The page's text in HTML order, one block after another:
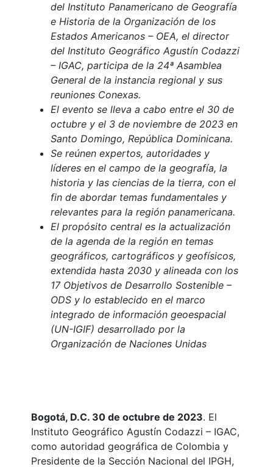
del Instituto Panamericano de Geografía
e Historia de la Organización de los
Estados Americanos – OEA, el director
del Instituto Geográfico Agustín Codazzi
– IGAC, participa de la 24ª Asamblea
General de la instancia regional y sus
reuniones Conexas.
El evento se lleva a cabo entre el 30 de
octubre y el 3 de noviembre de 2023 en
Santo Domingo, República Dominicana.
Se reúnen expertos, autoridades y
líderes en el campo de la geografía, la
historia y las ciencias de la tierra, con el
fin de abordar temas fundamentales y
relevantes para la región panamericana.
El propósito central es la actualización
de la agenda de la región en temas
geográficos, cartográficos y geofísicos,
extendida hasta 2030 y alineada con los
17 Objetivos de Desarrollo Sostenible –
ODS y lo establecido en el marco
integrado de información geoespacial
(UN-IGIF) desarrollado por la
Organización de Naciones Unidas
Bogotá, D.C. 30 de octubre de 2023. El
Instituto Geográfico Agustín Codazzi – IGAC,
como autoridad geográfica de Colombia y
Presidente de la Sección Nacional del IPGH,